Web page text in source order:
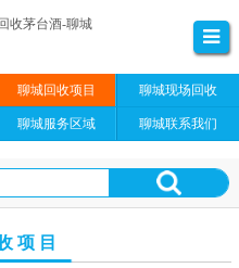
聊城回收项目 聊城现场回收
聊城服务区域 聊城联系我们
项目